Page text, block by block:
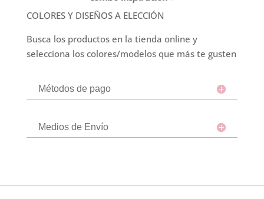
+
bon
o
COLORES Y DISEÑOS A ELECCIÓN
Busca los productos en la tienda online y
selecciona los colores/modelos que más te gusten
Métodos de pago
Medios de Envío